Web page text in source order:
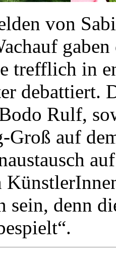
von
trefflich in
debattiert.
Rulf,
Groß auf
sein, denn